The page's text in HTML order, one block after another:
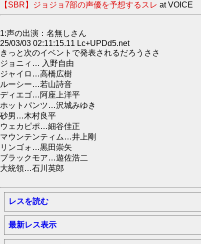
【SBR】ジョジョ7部の声優を予想するスレ at VOICE
1:声の出演：名無しさん
25/03/03 02:11:15.11 Lc+UPDd5.net
きっと次のイベントで発表されるだろうささ
ジョニィ… 入野自由
ジャイロ…高橋広樹
ルーシー…若山詩音
ディエゴ…阿座上洋平
ホットパンツ…沢城みゆき
砂男…木村良平
ウェカピポ…細谷佳正
マウンテンティム…井上剛
リンゴォ…黒田崇矢
ブラックモア…遊佐浩二
大統領…石川英郎
レスを読む
最新レス表示